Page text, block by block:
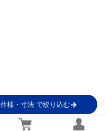
仕様・寸法 で絞り込む